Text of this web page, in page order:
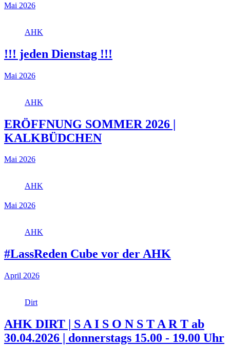
Mai 2026
AHK
!!! jeden Dienstag !!!
Mai 2026
AHK
ERÖFFNUNG SOMMER 2026 |
KALKBÜDCHEN
Mai 2026
AHK
Mai 2026
AHK
#LassReden Cube vor der AHK
April 2026
Dirt
AHK DIRT | S A I S O N S T A R T ab
30.04.2026 | donnerstags 15.00 - 19.00 Uhr